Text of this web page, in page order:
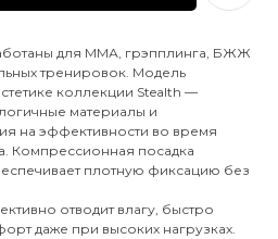
для ММА, грэпплинга, БЖЖ
тренировок. Модель
коллекции Stealth —
материалы и
на эффективности во время
Компрессионная посадка
плотную фиксацию без
отводит влагу, быстро
даже при высоких нагрузках.